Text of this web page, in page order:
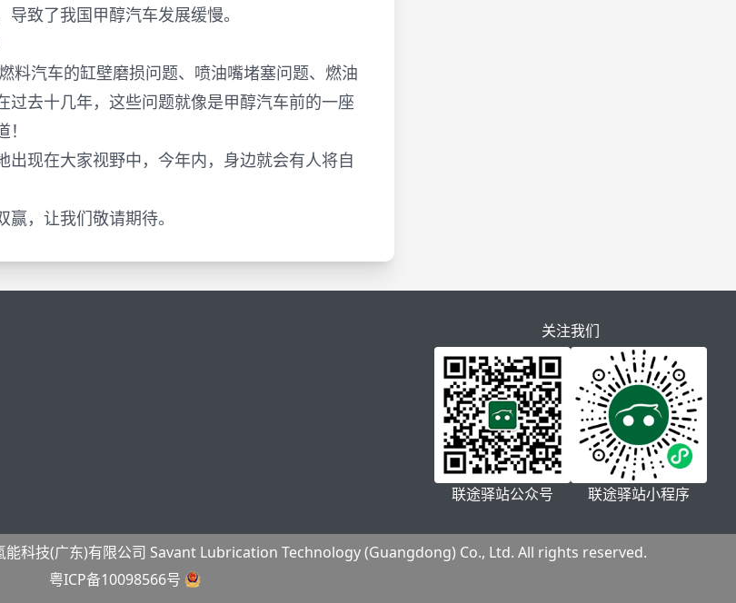
致了我国甲醇汽车发展缓慢。
料汽车的缸壁磨损问题、喷油嘴堵塞问题、燃油
去十几年，这些问题就像是甲醇汽车前的一座
现在大家视野中，今年内，身边就会有人将自
，让我们敬请期待。
关注我们
联途驿站公众号 联途驿站小程序
能科技(广东)有限公司 Savant Lubrication Technology (Guangdong) Co., Ltd. All rights reserved.
粤ICP备10098566号